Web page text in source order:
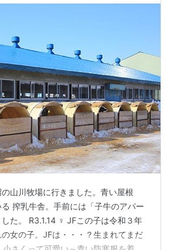
山川牧場に行きました。青い屋根
搾乳牛舎。手前には「子牛のアパー
した。 R3.1.14 ♀ JFこの子は令和３年
の女の子。JFは・・・？生まれてまだ